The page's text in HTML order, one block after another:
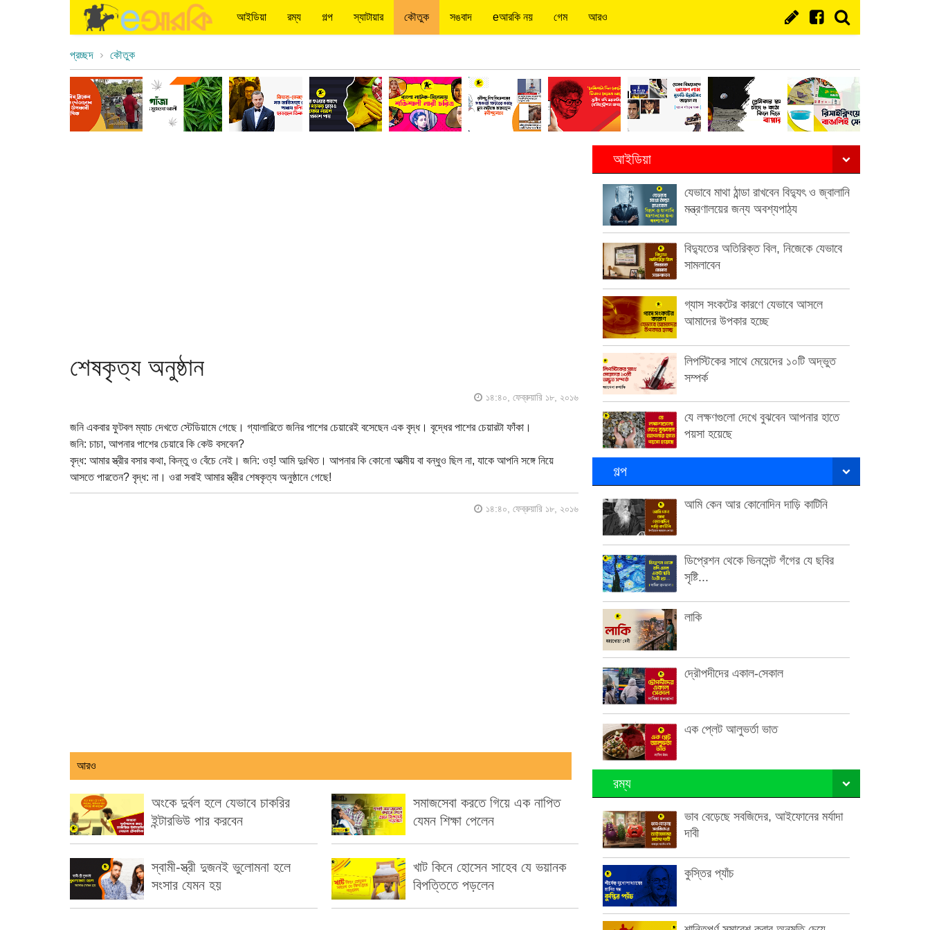
আইডিয়া রম্য গল্প স্যাটায়ার কৌতুক সঙবাদ eআরকি নয় গেম আরও
প্রচ্ছদ কৌতুক
শেষকৃত্য অনুষ্ঠান
১৪:৪০, ফেব্রুয়ারি ১৮, ২০১৬
জনি একবার ফুটবল ম্যাচ দেখতে স্টেডিয়ামে গেছে। গ্যালারিতে জনির পাশের চেয়ারেই বসেছেন এক বৃদ্ধ। বৃদ্ধের পাশের চেয়ারটা ফাঁকা।
জনি: চাচা, আপনার পাশের চেয়ারে কি কেউ বসবেন?
বৃদ্ধ: আমার স্ত্রীর বসার কথা, কিন্তু ও বেঁচে নেই। জনি: ওহ্! আমি দুঃখিত। আপনার কি কোনো আত্মীয় বা বন্ধুও ছিল না, যাকে আপনি সঙ্গে নিয়ে
আসতে পারতেন? বৃদ্ধ: না। ওরা সবাই আমার স্ত্রীর শেষকৃত্য অনুষ্ঠানে গেছে!
১৪:৪০, ফেব্রুয়ারি ১৮, ২০১৬
আরও
অংকে দুর্বল হলে যেভাবে চাকরির
ইন্টারভিউ পার করবেন
স্বামী-স্ত্রী দুজনই ভুলোমনা হলে
সংসার যেমন হয়
সমাজসেবা করতে গিয়ে এক নাপিত
যেমন শিক্ষা পেলেন
খাট কিনে হোসেন সাহেব যে ভয়ানক
বিপত্তিতে পড়লেন
আইডিয়া
যেভাবে মাথা ঠান্ডা রাখবেন বিদ্যুৎ ও জ্বালানি
মন্ত্রণালয়ের জন্য অবশ্যপাঠ্য
বিদ্যুতের অতিরিক্ত বিল, নিজেকে যেভাবে
সামলাবেন
গ্যাস সংকটের কারণে যেভাবে আসলে
আমাদের উপকার হচ্ছে
লিপস্টিকের সাথে মেয়েদের ১০টি অদ্ভুত
সম্পর্ক
যে লক্ষণগুলো দেখে বুঝবেন আপনার হাতে
পয়সা হয়েছে
গল্প
আমি কেন আর কোনোদিন দাড়ি কাটিনি
ডিপ্রেশন থেকে ভিনসেন্ট গঁগের যে ছবির
সৃষ্টি...
লাকি
দ্রৌপদীদের একাল-সেকাল
এক প্লেট আলুভর্তা ভাত
রম্য
ভাব বেড়েছে সবজিদের, আইফোনের মর্যাদা
দাবী
কুস্তির প্যাঁচ